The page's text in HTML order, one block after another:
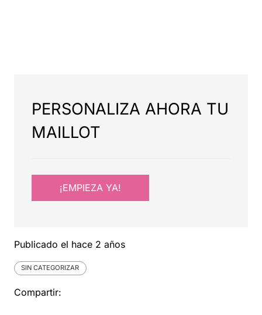
PERSONALIZA AHORA TU
MAILLOT
¡EMPIEZA YA!
Publicado el hace 2 años
SIN CATEGORIZAR
Compartir: